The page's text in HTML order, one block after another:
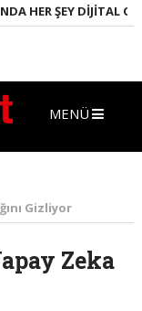
ŞEY DIJITAL
MENÜ
Gizliyor
Zeka